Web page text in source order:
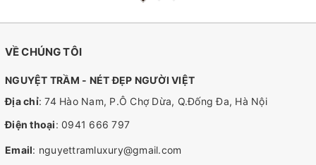
VỀ CHÚNG TÔI
NGUYỆT TRẦM - NÉT ĐẸP NGƯỜI VIỆT
Địa chỉ: 74 Hào Nam, P.Ô Chợ Dừa, Q.Đống Đa, Hà Nội
Điện thoại: 0941 666 797
Email: nguyettramluxury@gmail.com